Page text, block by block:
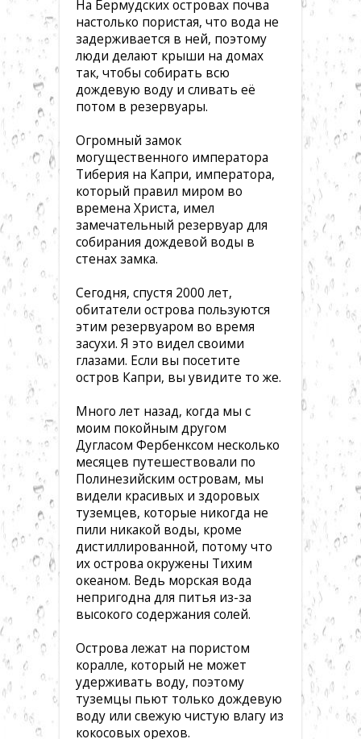
На Бермудских островах почва
настолько пористая, что вода не
задерживается в ней, поэтому
люди делают крыши на домах
так, чтобы собирать всю
дождевую воду и сливать её
потом в резервуары.
Огромный замок
могущественного императора
Тиберия на Капри, императора,
который правил миром во
времена Христа, имел
замечательный резервуар для
собирания дождевой воды в
стенах замка.
Сегодня, спустя 2000 лет,
обитатели острова пользуются
этим резервуаром во время
засухи. Я это видел своими
глазами. Если вы посетите
остров Капри, вы увидите то же.
Много лет назад, когда мы с
моим покойным другом
Дугласом Фербенксом несколько
месяцев путешествовали по
Полинезийским островам, мы
видели красивых и здоровых
туземцев, которые никогда не
пили никакой воды, кроме
дистиллированной, потому что
их острова окружены Тихим
океаном. Ведь морская вода
непригодна для питья из-за
высокого содержания солей.
Острова лежат на пористом
коралле, который не может
удерживать воду, поэтому
туземцы пьют только дождевую
воду или свежую чистую влагу из
кокосовых орехов.